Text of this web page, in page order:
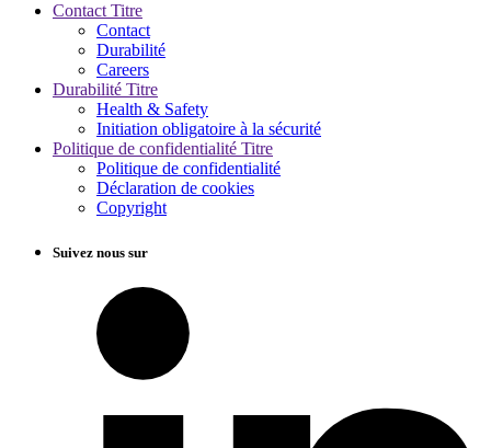
Contact Titre
Contact
Durabilité
Careers
Durabilité Titre
Health & Safety
Initiation obligatoire à la sécurité
Politique de confidentialité Titre
Politique de confidentialité
Déclaration de cookies
Copyright
Suivez nous sur